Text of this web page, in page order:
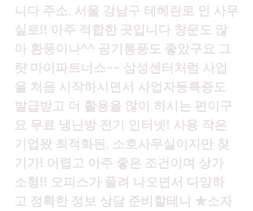
니다 주소, 서울 강남구 테헤란로 인 사무
실로!! 아주 적합한 곳입니다 창문도 많
아 환풍이나^^ 공기통풍도 좋았구요 그
럇 마이파트너스~~ 삼성센터처럼 사업
을 처음 시작하시면서 사업자등록증도
발급받고 더 활용을 많이 하시는 편이구
요 무료 냉난방 전기 인터넷! 사용 작은
기업왔 최적화된, 소호사무실이지만 찾
기가! 어렵고 아주 좋은 조건이며 상가
소형!! 오피스가 풀려 나오면서 다양하
고 정확한 정보 상담 준비할테니 ★소자